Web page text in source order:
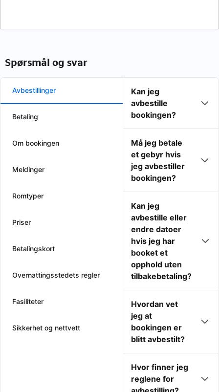
Spørsmål og svar
Avbestillinger
Betaling
Om bookingen
Meldinger
Romtyper
Priser
Betalingskort
Overnattingsstedets regler
Fasiliteter
Sikkerhet og nettvett
Kan jeg
avbestille
bookingen?
Må jeg betale
et gebyr hvis
jeg avbestiller
bookingen?
Kan jeg
avbestille eller
endre datoer
hvis jeg har
booket et
opphold uten
tilbakebetaling?
Hvordan vet
jeg at
bookingen er
blitt avbestilt?
Hvor finner jeg
reglene for